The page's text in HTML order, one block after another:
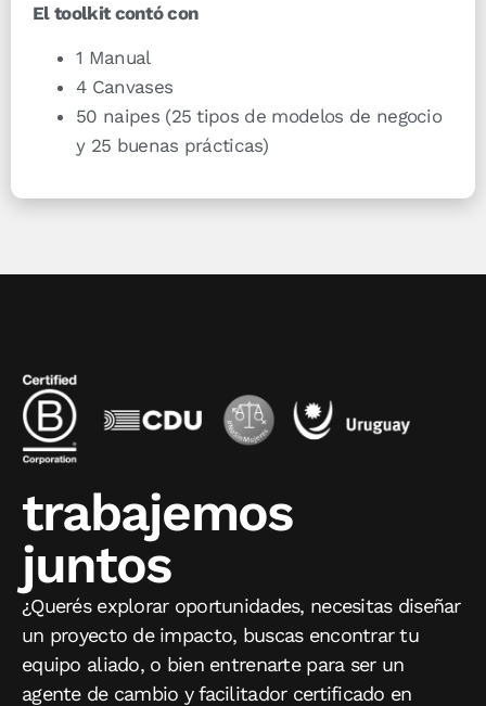
El toolkit contó con
1 Manual
4 Canvases
50 naipes (25 tipos de modelos de negocio
y 25 buenas prácticas)
trabajemos
juntos
¿Querés explorar oportunidades, necesitas diseñar
un proyecto de impacto, buscas encontrar tu
equipo aliado, o bien entrenarte para ser un
agente de cambio y facilitador certificado en